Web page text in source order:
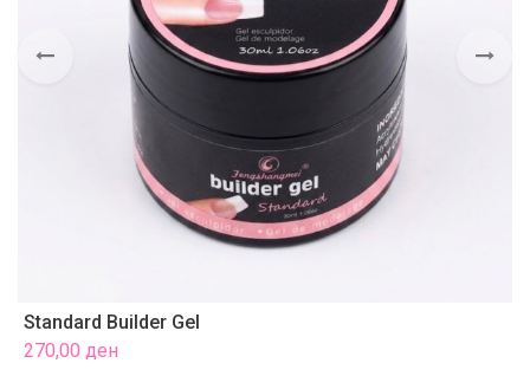
Standard Builder Gel
270,00 ден